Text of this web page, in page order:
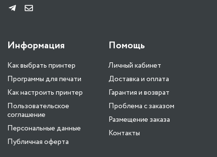
Информация
Как выбрать принтер
Программы для печати
Как настроить принтер
Пользовательское
соглашение
Персональные данные
Публичная оферта
Помощь
Личный кабинет
Доставка и оплата
Гарантия и возврат
Проблема с заказом
Размещение заказа
Контакты